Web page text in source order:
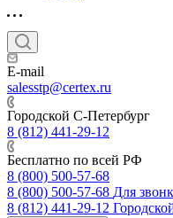
E-mail
salesstp@certex.ru
Городской С-Петербург
8 (812) 441-29-12
Бесплатно по всей РФ
8 (800) 500-57-68
8 (800) 500-57-68 Для
8 (812) 441-29-12